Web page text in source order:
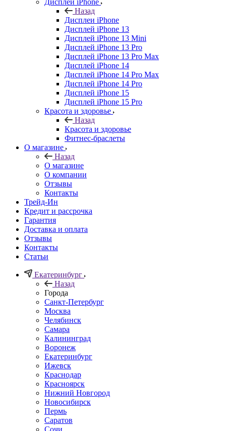
Дисплеи iPhone
Назад
Дисплеи iPhone
Дисплей iPhone 13
Дисплей iPhone 13 Mini
Дисплей iPhone 13 Pro
Дисплей iPhone 13 Pro Max
Дисплей iPhone 14
Дисплей iPhone 14 Pro Max
Дисплей iPhone 14 Pro
Дисплей iPhone 15
Дисплей iPhone 15 Pro
Красота и здоровье
Назад
Красота и здоровье
Фитнес-браслеты
О магазине
Назад
О магазине
О компании
Отзывы
Контакты
Трейд-Ин
Кредит и рассрочка
Гарантия
Доставка и оплата
Отзывы
Контакты
Статьи
Екатеринбург
Назад
Города
Санкт-Петербург
Москва
Челябинск
Самара
Калининград
Воронеж
Екатеринбург
Ижевск
Краснодар
Красноярск
Нижний Новгород
Новосибирск
Пермь
Саратов
Сочи